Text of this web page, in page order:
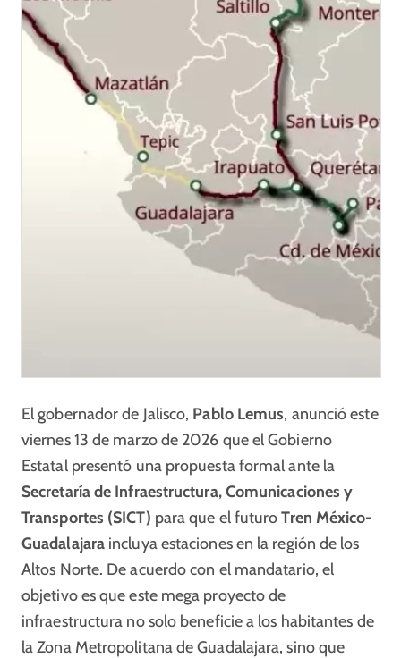
El gobernador de Jalisco, Pablo Lemus, anunció este
viernes 13 de marzo de 2026 que el Gobierno
Estatal presentó una propuesta formal ante la
Secretaría de Infraestructura, Comunicaciones y
Transportes (SICT) para que el futuroTren México-
Guadalajara incluya estaciones en la región de los
Altos Norte. De acuerdo con el mandatario, el
objetivo es que este mega proyecto de
infraestructura no solo beneficie a los habitantes de
la Zona Metropolitana de Guadalajara, sino que